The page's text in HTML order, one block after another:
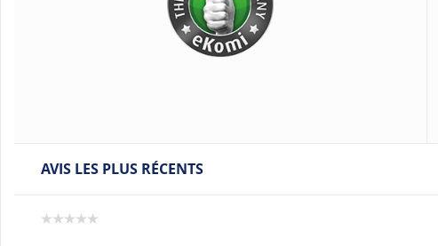
AVIS LES PLUS RÉCENTS